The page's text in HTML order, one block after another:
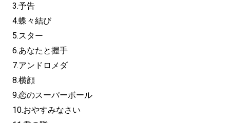
3.予告
4.蝶々結び
5.スター
6.あなたと握手
7.アンドロメダ
8.横顔
9.恋のスーパーボール
10.おやすみなさい